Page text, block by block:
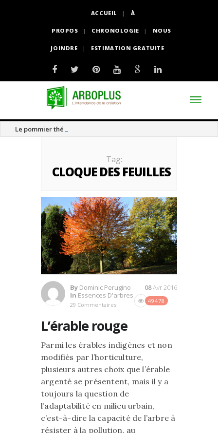
ACCUEIL À
PROPOS CHRONOLOGIE NOUS
JOINDRE ESTIMATION GRATUITE
Le pommier thé
Tag:
CLOQUE DES FEUILLES
By Dominic Perugino
In Essences D'arbres
29 Commentaires
49478
08Avr 2016
L’érable rouge
Parmi les érables indigènes et non
modifiés par l’horticulture,
plusieurs autres choix que l’érable
argenté se présentent, mais il y a
toujours la question de
l’adaptabilité en milieu urbain,
c’est-à-dire la capacité de l’arbre à
résister à la pollution, au